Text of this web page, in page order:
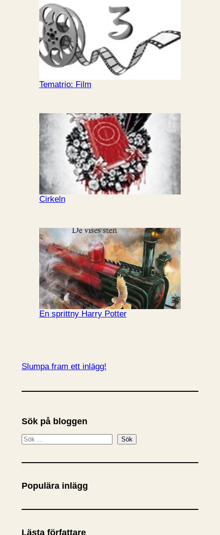
Tematrio: Film
Cirkeln
En sprittny Harry Potter
Slumpa fram ett inlägg!
Sök på bloggen
S
k
Sök
Populära inlägg
Lästa författare